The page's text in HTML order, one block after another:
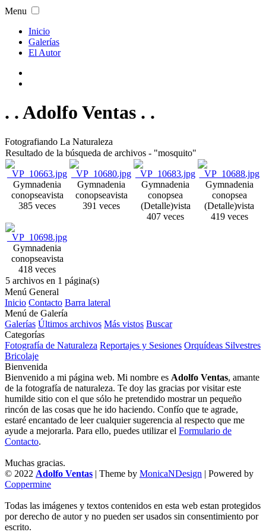
Menu
Inicio
Galerías
El Autor
. . Adolfo Ventas . .
Fotografiando La Naturaleza
Resultado de la búsqueda de archivos - "mosquito"
Gymnadenia
conopseavista
385 veces
Gymnadenia
conopseavista
391 veces
Gymnadenia
conopsea
(Detalle)vista
407 veces
Gymnadenia
conopsea
(Detalle)vista
419 veces
Gymnadenia
conopseavista
418 veces
5 archivos en 1 página(s)
Menú General
Inicio Contacto Barra lateral
Menú de Galería
Galerías Últimos archivos Más vistos Buscar
Categorías
Fotografía de Naturaleza Reportajes y Sesiones Orquídeas Silvestres
Bricolaje
Bienvenida
Bienvenido a mi página web. Mi nombre es Adolfo Ventas, amante
de la fotografía de naturaleza. Te doy las gracias por visitar este
humilde sitio con el que sólo he pretendido mostrar un pequeño
rincón de las cosas que he ido haciendo. Confío que te agrade,
estaré encantado de leer cualquier sugerencia al respecto que me
ayude a mejorarla. Para ello, puedes utilizar el Formulario de
Contacto.
Muchas gracias.
© 2022 Adolfo Ventas | Theme by MonicaNDesign | Powered by
Coppermine
Todas las imágenes y textos contenidos en esta web estan protegidos
por derecho de autor y no pueden ser usados sin consentimiento por
escrito.